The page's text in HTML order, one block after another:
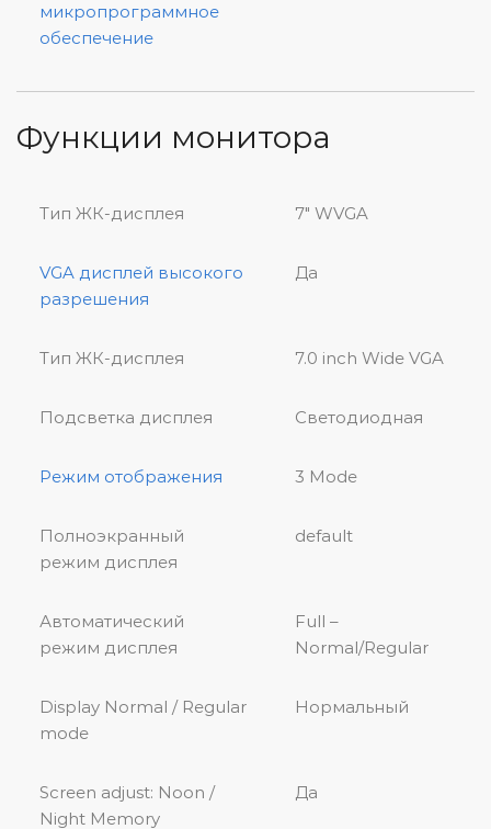
микропрограммное
обеспечение
Функции монитора
Тип ЖК-дисплея 7″ WVGA
VGA дисплей высокого
разрешения
Да
Тип ЖК-дисплея 7.0 inch Wide VGA
Подсветка дисплея Светодиодная
Режим отображения 3 Mode
Полноэкранный
режим дисплея
default
Автоматический
режим дисплея
Full –
Normal/Regular
Display Normal / Regular
mode
Нормальный
Screen adjust: Noon /
Night Memory
Да